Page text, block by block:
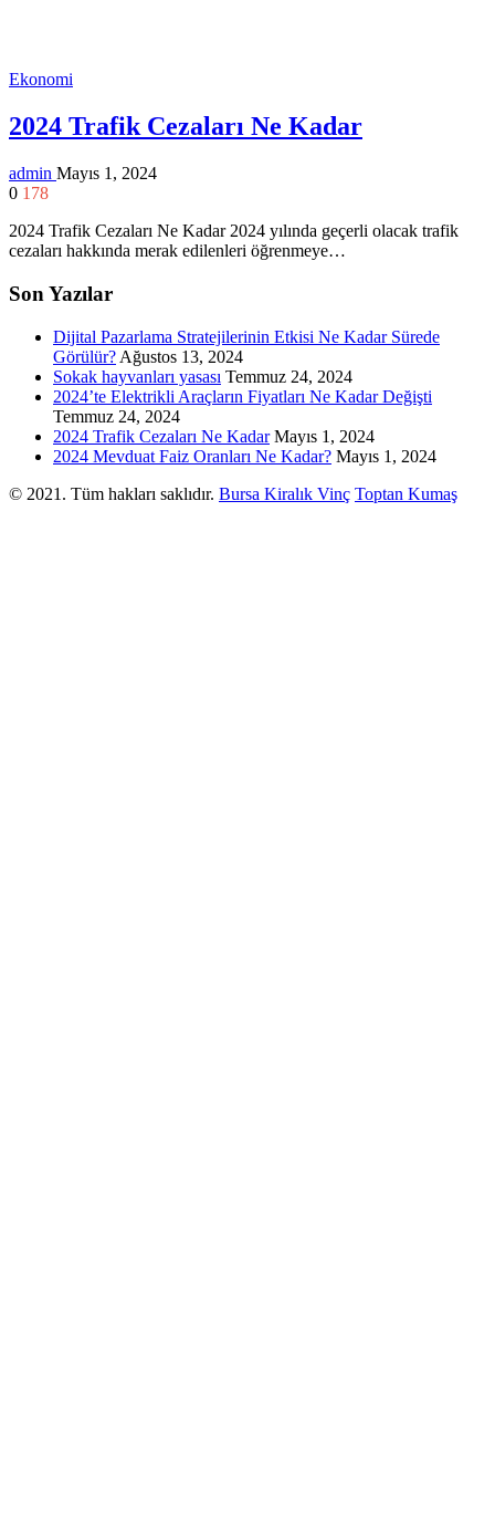
Ekonomi
2024 Trafik Cezaları Ne Kadar
admin Mayıs 1, 2024
0 178
2024 Trafik Cezaları Ne Kadar 2024 yılında geçerli olacak trafik
cezaları hakkında merak edilenleri öğrenmeye…
Son Yazılar
Dijital Pazarlama Stratejilerinin Etkisi Ne Kadar Sürede
Görülür? Ağustos 13, 2024
Sokak hayvanları yasası Temmuz 24, 2024
2024’te Elektrikli Araçların Fiyatları Ne Kadar Değişti
Temmuz 24, 2024
2024 Trafik Cezaları Ne Kadar Mayıs 1, 2024
2024 Mevduat Faiz Oranları Ne Kadar? Mayıs 1, 2024
© 2021. Tüm hakları saklıdır. Bursa Kiralık Vinç Toptan Kumaş